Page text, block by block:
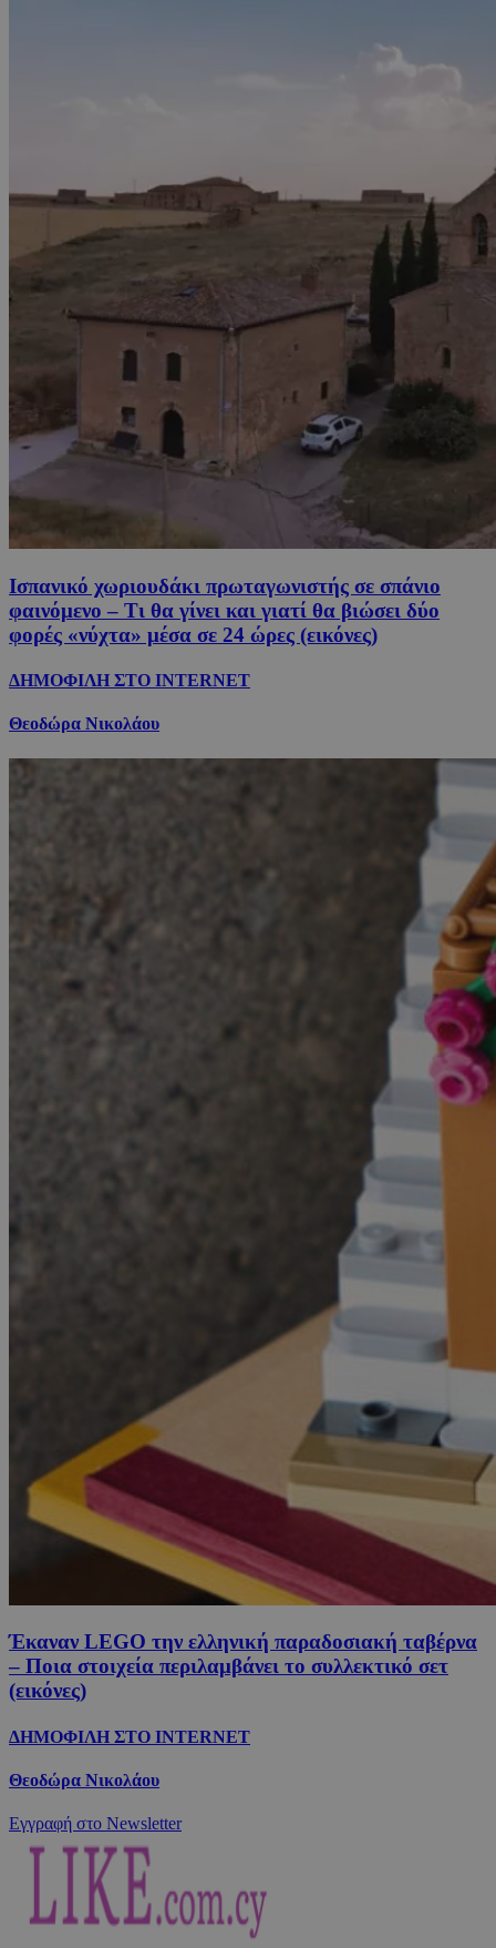
Ισπανικό χωριουδάκι πρωταγωνιστής σε σπάνιο
φαινόμενο – Τι θα γίνει και γιατί θα βιώσει δύο
φορές «νύχτα» μέσα σε 24 ώρες (εικόνες)
ΔΗΜΟΦΙΛΗ ΣΤΟ INTERNET
Θεοδώρα Νικολάου
Έκαναν LEGO την ελληνική παραδοσιακή ταβέρνα
– Ποια στοιχεία περιλαμβάνει το συλλεκτικό σετ
(εικόνες)
ΔΗΜΟΦΙΛΗ ΣΤΟ INTERNET
Θεοδώρα Νικολάου
Εγγραφή στο Newsletter